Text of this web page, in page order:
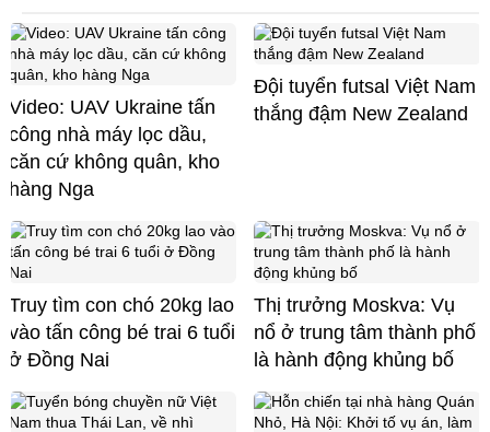
Video: UAV Ukraine tấn
công nhà máy lọc dầu,
căn cứ không quân, kho
hàng Nga
Đội tuyển futsal Việt Nam
thắng đậm New Zealand
Truy tìm con chó 20kg lao
vào tấn công bé trai 6 tuổi
ở Đồng Nai
Thị trưởng Moskva: Vụ
nổ ở trung tâm thành phố
là hành động khủng bố